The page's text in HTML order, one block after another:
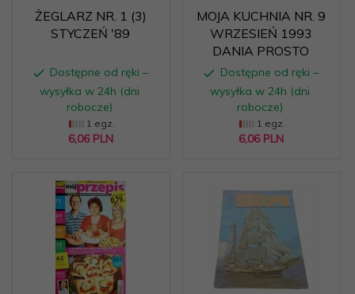
ŻEGLARZ NR. 1 (3)
STYCZEŃ '89
Dostępne od ręki –
wysyłka w 24h (dni
robocze)
1 egz.
6,06 PLN
MOJA KUCHNIA NR. 9
WRZESIEŃ 1993
DANIA PROSTO
Dostępne od ręki –
wysyłka w 24h (dni
robocze)
1 egz.
6,06 PLN